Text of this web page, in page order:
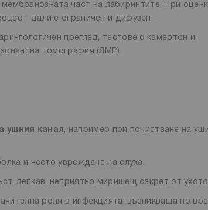
част на лабиринтите. При
- дали е ограничен и дифузен.
преглед, тестове с камертон и
томография (ЯМР).
ушния канал, например при почистване на
и често увреждане на слуха.
лепкав, неприятно миришещ секрет от
роля в инфекцията, възникваща по